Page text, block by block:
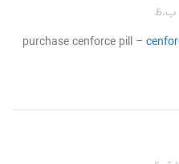
purchase cenforce pill –